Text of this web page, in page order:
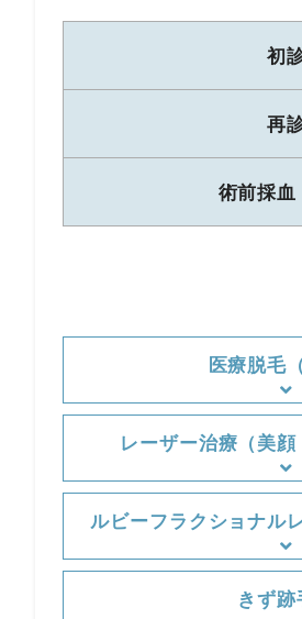
初
再
術前採血
医療脱毛
レーザー治療（美顔
ルビーフラクショナル
きず跡